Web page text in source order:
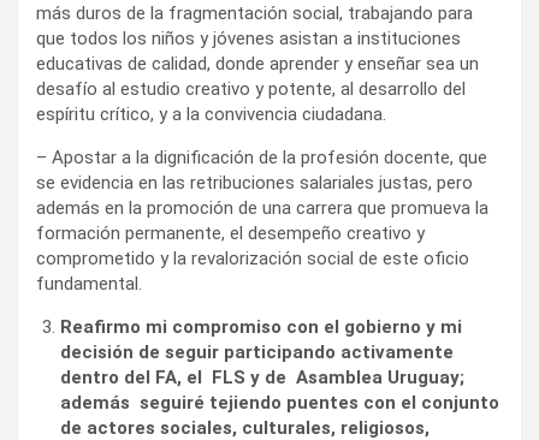
más duros de la fragmentación social, trabajando para
que todos los niños y jóvenes asistan a instituciones
educativas de calidad, donde aprender y enseñar sea un
desafío al estudio creativo y potente, al desarrollo del
espíritu crítico, y a la convivencia ciudadana.
– Apostar a la dignificación de la profesión docente, que
se evidencia en las retribuciones salariales justas, pero
además en la promoción de una carrera que promueva la
formación permanente, el desempeño creativo y
comprometido y la revalorización social de este oficio
fundamental.
Reafirmo mi compromiso con el gobierno y mi
decisión de seguir participando activamente
dentro del FA, el FLS y de Asamblea Uruguay;
además seguiré tejiendo puentes con el conjunto
de actores sociales, culturales, religiosos,